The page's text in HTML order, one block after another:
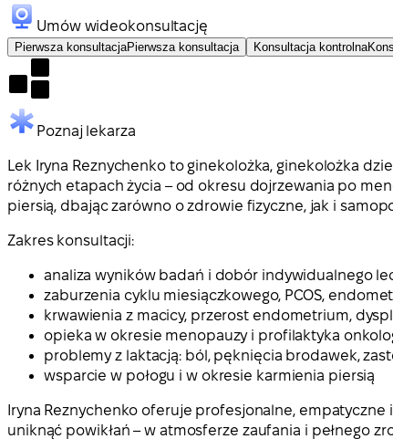
Umów wideokonsultację
Pierwsza konsultacjaPierwsza konsultacja Konsultacja kontrolna
Poznaj lekarza
Lek Iryna Reznychenko to ginekolożka, ginekolożka
różnych etapach życia – od okresu dojrzewania po
piersią, dbając zarówno o zdrowie fizyczne, jak i
Zakres konsultacji:
analiza wyników badań i dobór indywidualnego
zaburzenia cyklu miesiączkowego, PCOS,
krwawienia z macicy, przerost endometrium,
opieka w okresie menopauzy i profilaktyka
problemy z laktacją: ból, pęknięcia brodawek,
wsparcie w połogu i w okresie karmienia piersią
Iryna Reznychenko oferuje profesjonalne,
uniknąć powikłań – w atmosferze zaufania i pełnego